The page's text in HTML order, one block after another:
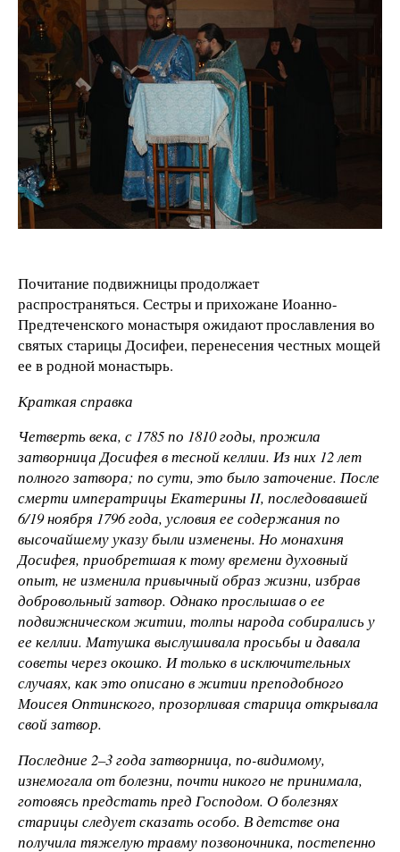
Почитание подвижницы продолжает
распространяться. Сестры и прихожане Иоанно-
Предтеченского монастыря ожидают прославления во
святых старицы Досифеи, перенесения честных мощей
ее в родной монастырь.
Краткая справка
Четверть века, с 1785 по 1810 годы, прожила
затворница Досифея в тесной келлии. Из них 12 лет
полного затвора; по сути, это было заточение. После
смерти императрицы Екатерины II, последовавшей
6/19 ноября 1796 года, условия ее содержания по
высочайшему указу были изменены. Но монахиня
Досифея, приобретшая к тому времени духовный
опыт, не изменила привычный образ жизни, избрав
добровольный затвор. Однако прослышав о ее
подвижническом житии, толпы народа собирались у
ее келлии. Матушка выслушивала просьбы и давала
советы через окошко. И только в исключительных
случаях, как это описано в житии преподобного
Моисея Оптинского, прозорливая старица открывала
свой затвор.
Последние 2–3 года затворница, по-видимому,
изнемогала от болезни, почти никого не принимала,
готовясь предстать пред Господом. О болезнях
старицы следует сказать особо. В детстве она
получила тяжелую травму позвоночника, постепенно